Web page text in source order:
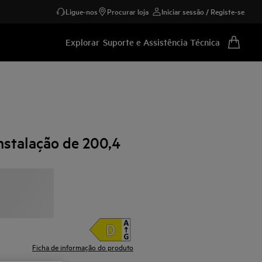
Ligue-nos Procurar loja Iniciar sessão / Registe-se
Explorar Suporte e Assistência Técnica
de 200,4
Ficha de informação do produto